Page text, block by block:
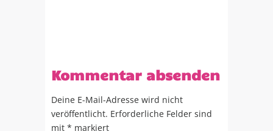
Kommentar absenden
Deine E-Mail-Adresse wird nicht
veröffentlicht. Erforderliche Felder sind
mit * markiert